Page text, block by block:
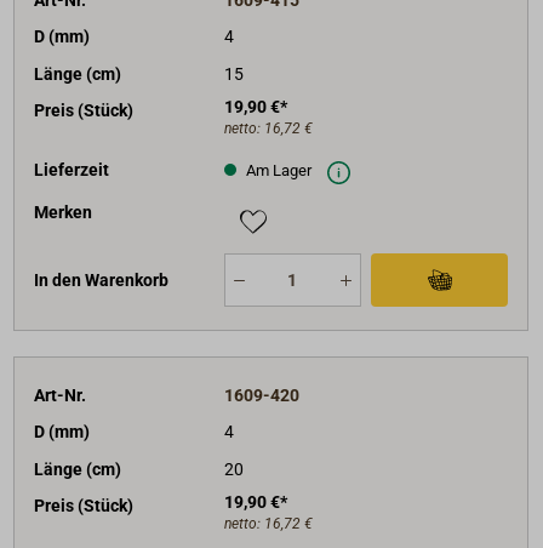
D (mm)
4
Länge (cm)
15
Preis (Stück)
19,90 €*
netto: 16,72 €
Lieferzeit Am Lager
Merken
In den Warenkorb
Art-Nr.
1609-420
D (mm)
4
Länge (cm)
20
Preis (Stück)
19,90 €*
netto: 16,72 €